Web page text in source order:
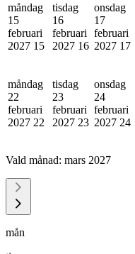
måndag
15
februari
2027 15
tisdag
16
februari
2027 16
onsdag
17
februari
2027 17
måndag
22
februari
2027 22
tisdag
23
februari
2027 23
onsdag
24
februari
2027 24
Vald månad: mars 2027
mån